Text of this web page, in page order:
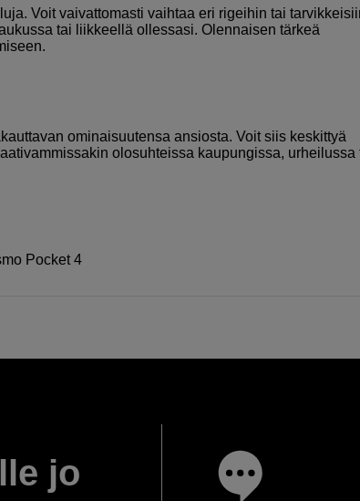
Voit vaivattomasti vaihtaa eri rigeihin tai
tai liikkeellä ollessasi. Olennaisen tärkeä
ominaisuutensa ansiosta. Voit siis keskittyä
olosuhteissa kaupungissa, urheilussa
Pocket 4
jo